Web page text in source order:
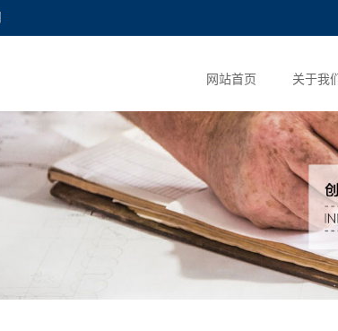
网站首页 关于我们